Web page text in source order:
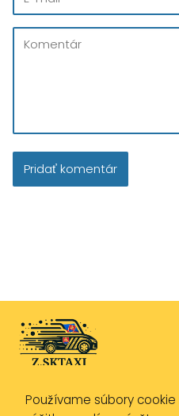
Používame súbory